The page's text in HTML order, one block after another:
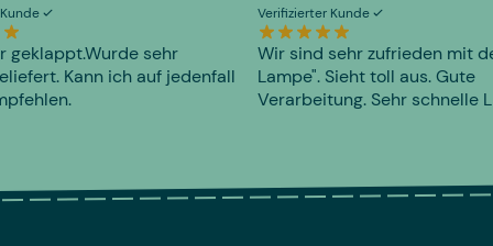
geklappt.Wurde sehr
Kann ich auf jedenfall
Verifizierter Kunde
Wir sind sehr zufrieden mit
Lampe". Sieht toll aus. Gute
Verarbeitung. Sehr schnelle